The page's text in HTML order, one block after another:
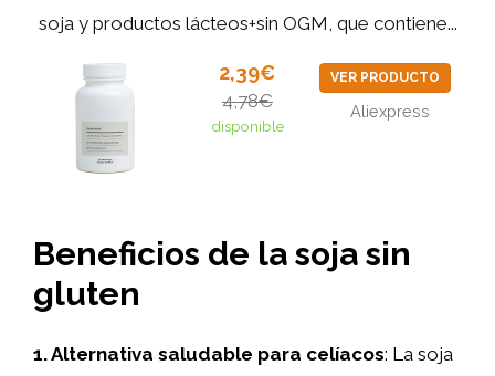
soja y productos lácteos+sin OGM, que contiene...
2,39€
4,78€
disponible
VER PRODUCTO
Aliexpress
Beneficios de la soja sin
gluten
1. Alternativa saludable para celíacos: La soja